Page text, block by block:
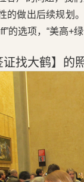
的做出后续规划
的选项，“美高+
找大鹤】的